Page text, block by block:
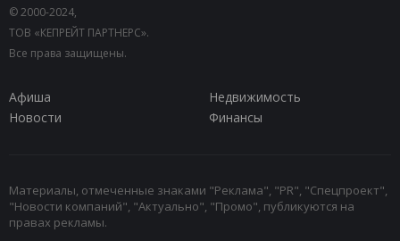
© 2000-2024,
ТОВ «КЕПРЕЙТ ПАРТНЕРС».
Все права защищены.
Афиша
Недвижимость
Новости
Финансы
Материалы, отмеченные знаками "Реклама", "PR", "Спецпроект",
"Новости компаний", "Актуально", "Промо", публикуются на
правах рекламы.